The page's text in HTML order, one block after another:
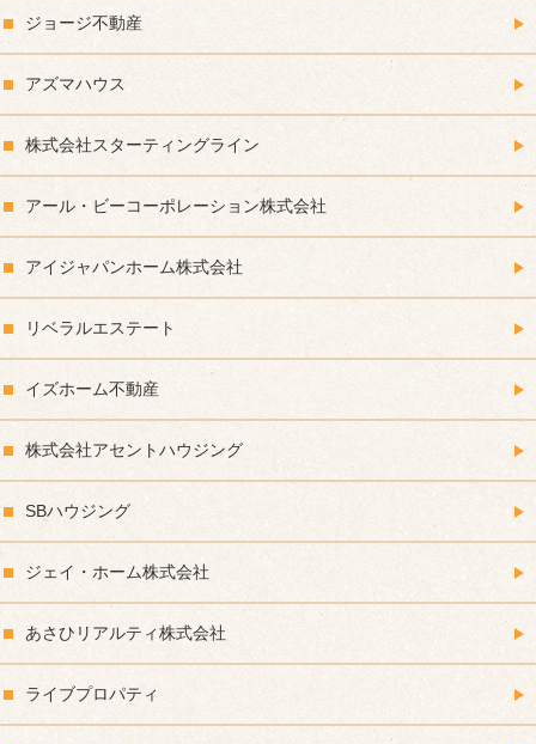
ジョージ不動産
アズマハウス
株式会社スターティングライン
アール・ビーコーポレーション株式会社
アイジャパンホーム株式会社
リベラルエステート
イズホーム不動産
株式会社アセントハウジング
SBハウジング
ジェイ・ホーム株式会社
あさひリアルティ株式会社
ライブプロパティ